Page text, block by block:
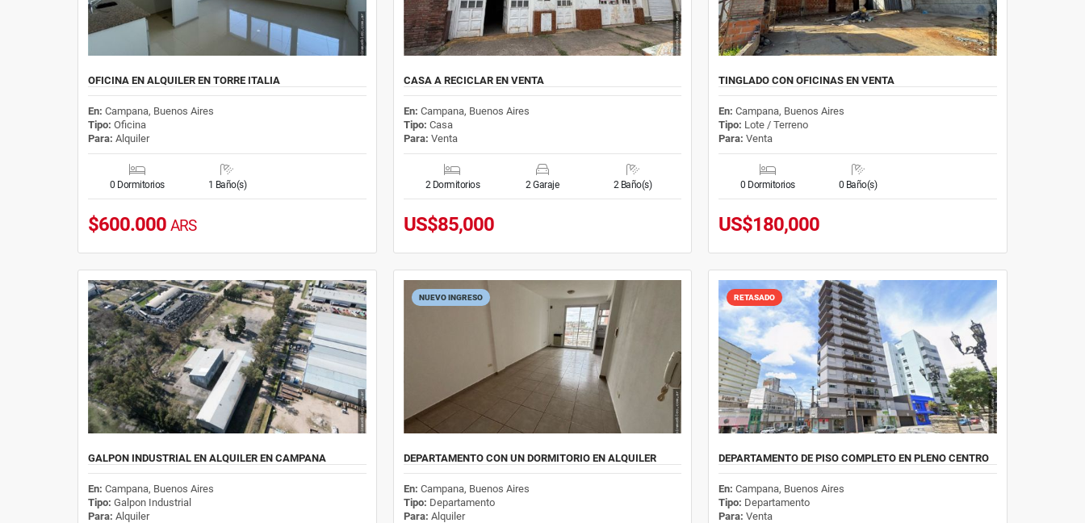
OFICINA EN ALQUILER EN TORRE ITALIA
En: Campana, Buenos Aires
Tipo: Oficina
Para: Alquiler
0 Dormitorios 1 Baño(s)
$600.000 ARS
CASA A RECICLAR EN VENTA
En: Campana, Buenos Aires
Tipo: Casa
Para: Venta
2 Dormitorios 2 Garaje 2 Baño(s)
US$85,000
TINGLADO CON OFICINAS EN VENTA
En:Campana, Buenos Aires
Tipo: Lote / Terreno
Para: Venta
0 Dormitorios 0 Baño(s)
US$180,000
GALPON INDUSTRIAL EN ALQUILER EN CAMPANA
En: Campana, Buenos Aires
Tipo: Galpon Industrial
Para: Alquiler
NUEVO INGRESO
DEPARTAMENTO CON UN DORMITORIO EN ALQUILER
En: Campana, Buenos Aires
Tipo: Departamento
Para: Alquiler
RETASADO
DEPARTAMENTO DE PISO COMPLETO EN PLENO CENTRO
En:Campana, Buenos Aires
Tipo: Departamento
Para: Venta